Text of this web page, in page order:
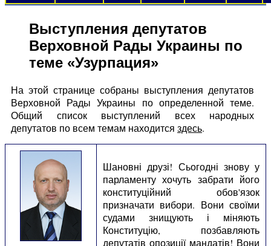
Выступления депутатов
Верховной Рады Украины по
теме «Узурпация»
На этой странице собраны выступления депутатов
Верховной Рады Украины по определенной теме.
Общий список выступлений всех народных
депутатов по всем темам находится здесь.
Шановні друзі! Сьогодні знову у
парламенту хочуть забрати його
конституційний обов'язок
призначати вибори. Вони своїми
судами знищують і міняють
Конституцію, позбавляють
депутатів опозиції мандатів! Вони